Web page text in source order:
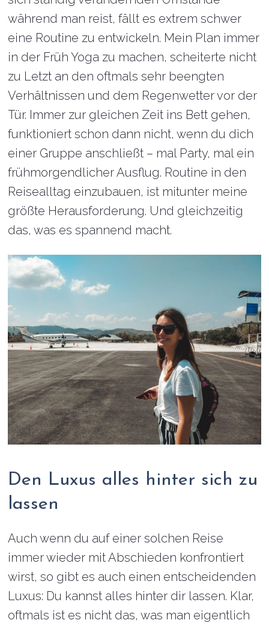
während man reist, fällt es extrem schwer
eine Routine zu entwickeln. Mein Plan immer
in der Früh Yoga zu machen, scheiterte nicht
zu Letzt an den oftmals sehr beengten
Verhältnissen und dem Regenwetter vor der
Tür. Immer zur gleichen Zeit ins Bett gehen,
funktioniert schon dann nicht, wenn du dich
einer Gruppe anschließt – mal Party, mal ein
frühmorgendlicher Ausflug. Routine in den
Reisealltag einzubauen, ist mitunter meine
größte Herausforderung. Und gleichzeitig
das, was es spannend macht.
Den Luxus alles hinter sich zu
lassen
Auch wenn du auf einer solchen Reise
immer wieder mit Abschieden konfrontiert
wirst, so gibt es auch einen entscheidenden
Luxus: Du kannst alles hinter dir lassen. Klar,
oftmals ist es nicht das, was man eigentlich